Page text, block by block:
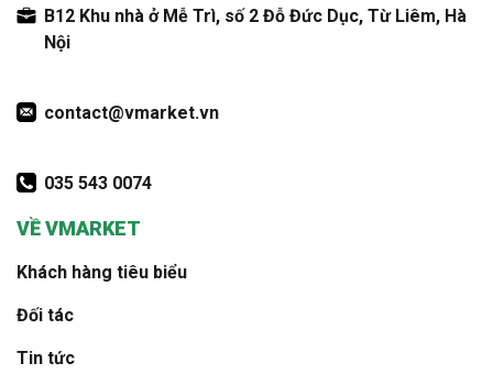
B12 Khu nhà ở Mễ Trì, số 2 Đỗ Đức Dục, Từ Liêm, Hà
Nội
contact@vmarket.vn
035 543 0074
VỀ VMARKET
Khách hàng tiêu biểu
Đối tác
Tin tức